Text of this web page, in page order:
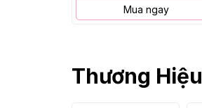
Mua ngay
Thương Hiệu